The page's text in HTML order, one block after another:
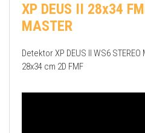
XP DEUS II 28x34
MASTER
Detektor XP DEUS II WS6
28x34 cm 2D FMF